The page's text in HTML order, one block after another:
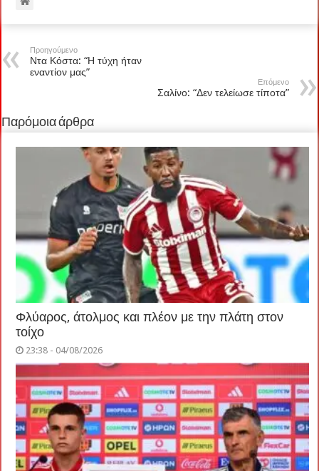
Προηγούμενο
Ντα Κόστα: “Η τύχη ήταν
εναντίον μας”
Επόμενο
Σαλίνο: “Δεν τελείωσε τίποτα”
Παρόμοια άρθρα
Φλύαρος, άτολμος και πλέον με την πλάτη στον
τοίχο
23:38 - 04/08/2026